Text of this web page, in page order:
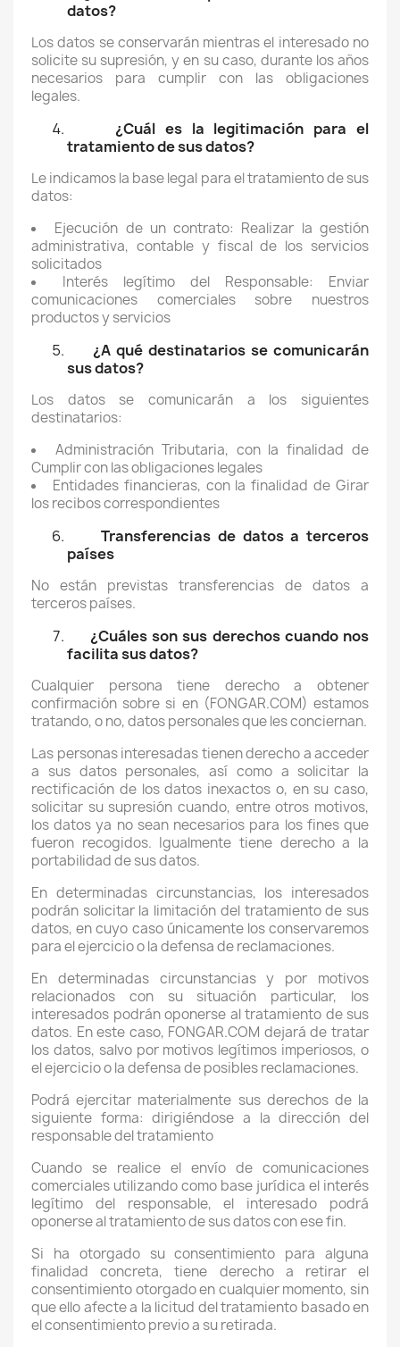
datos?
Los datos se conservarán mientras el interesado no
solicite su supresión, y en su caso, durante los años
necesarios para cumplir con las obligaciones
legales.
¿Cuál es la legitimación para el
tratamiento de sus datos?
Le indicamos la base legal para el tratamiento de sus
datos:
Ejecución de un contrato: Realizar la gestión
administrativa, contable y fiscal de los servicios
solicitados
Interés legítimo del Responsable: Enviar
comunicaciones comerciales sobre nuestros
productos y servicios
¿A qué destinatarios se comunicarán
sus datos?
Los datos se comunicarán a los siguientes
destinatarios:
Administración Tributaria, con la finalidad de
Cumplir con las obligaciones legales
Entidades financieras, con la finalidad de Girar
los recibos correspondientes
Transferencias de datos a terceros
países
No están previstas transferencias de datos a
terceros países.
¿Cuáles son sus derechos cuando nos
facilita sus datos?
Cualquier persona tiene derecho a obtener
confirmación sobre si en (FONGAR.COM) estamos
tratando, o no, datos personales que les conciernan.
Las personas interesadas tienen derecho a acceder
a sus datos personales, así como a solicitar la
rectificación de los datos inexactos o, en su caso,
solicitar su supresión cuando, entre otros motivos,
los datos ya no sean necesarios para los fines que
fueron recogidos. Igualmente tiene derecho a la
portabilidad de sus datos.
En determinadas circunstancias, los interesados
podrán solicitar la limitación del tratamiento de sus
datos, en cuyo caso únicamente los conservaremos
para el ejercicio o la defensa de reclamaciones.
En determinadas circunstancias y por motivos
relacionados con su situación particular, los
interesados podrán oponerse al tratamiento de sus
datos. En este caso, FONGAR.COM dejará de tratar
los datos, salvo por motivos legítimos imperiosos, o
el ejercicio o la defensa de posibles reclamaciones.
Podrá ejercitar materialmente sus derechos de la
siguiente forma: dirigiéndose a la dirección del
responsable del tratamiento
Cuando se realice el envío de comunicaciones
comerciales utilizando como base jurídica el interés
legítimo del responsable, el interesado podrá
oponerse al tratamiento de sus datos con ese fin.
Si ha otorgado su consentimiento para alguna
finalidad concreta, tiene derecho a retirar el
consentimiento otorgado en cualquier momento, sin
que ello afecte a la licitud del tratamiento basado en
el consentimiento previo a su retirada.